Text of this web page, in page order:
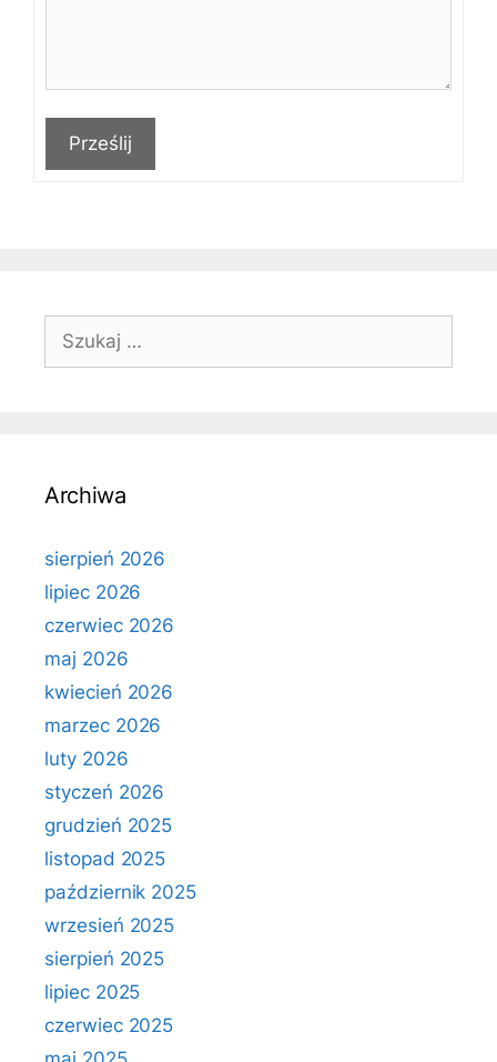
Prześlij
Szukaj:
Archiwa
sierpień 2026
lipiec 2026
czerwiec 2026
maj 2026
kwiecień 2026
marzec 2026
luty 2026
styczeń 2026
grudzień 2025
listopad 2025
październik 2025
wrzesień 2025
sierpień 2025
lipiec 2025
czerwiec 2025